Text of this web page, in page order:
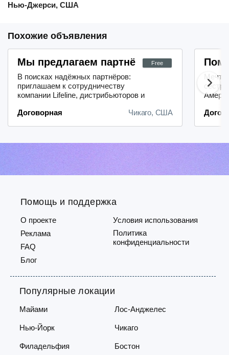
Нью-Джерси, США
Похожие объявления
Free
Договорная Чикаго, США
Мы предлагаем партнёрам
В поисках надёжных партнёров:
приглашаем к сотрудничеству
компании Lifeline, дистрибьюторов и
начала работы: благодаря нашему
включиться в
платежи —...
(RN,
Популярные локации
Майами Лос-Анджелес
Нью-Йорк Чикаго
Филадельфия Бостон
Помощь и поддержка
О проекте
Реклама
FAQ
Блог
Условия использования
Политика
конфиденциальности